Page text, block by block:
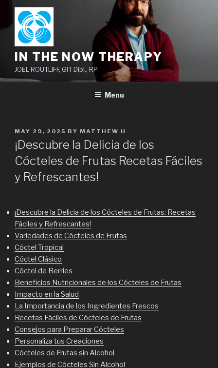
content
IN THE NOW THERAPY
JOEL ROUTLIFF, GIT Dipl., RP
Menu
POSTED
ON
MAY 29, 2025 BY MATTHEW H
¡Descubre la Delicia de los
Cócteles de Frutas Recetas Fáciles
y Refrescantes!
¡Descubre la Delicia de los Cócteles de Frutas: Recetas
Fáciles y Refrescantes!
Variedades de Cócteles de Frutas
Cóctel Tropical
Cóctel Clásico
Cóctel de Berries
Beneficios Nutricionales de los Cócteles de Frutas
Impacto en la Salud
La Importancia de los Ingredientes Frescos
Recetas Fáciles de Cócteles de Frutas
Consejos para Preparar Cócteles
Personaliza tus Creaciones
Cócteles de Frutas sin Alcohol
Ejemplos de Cócteles Sin Alcohol